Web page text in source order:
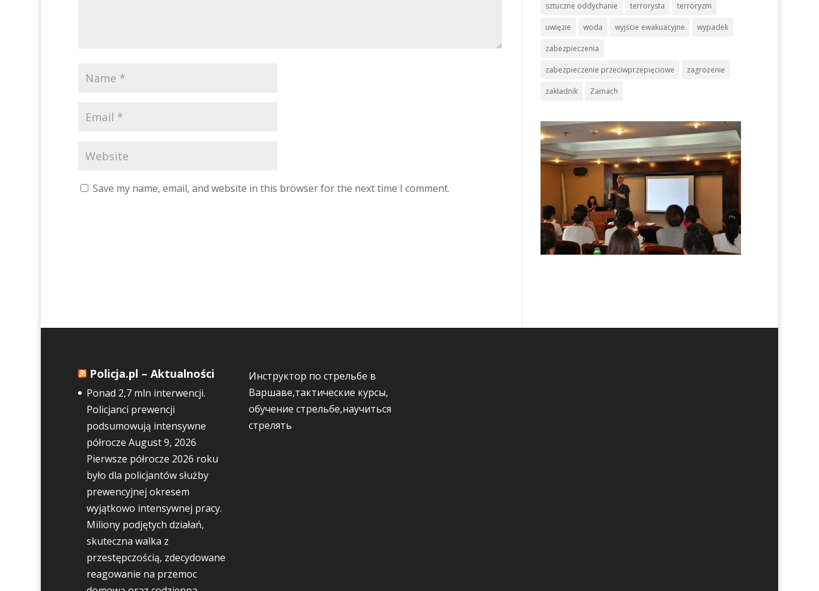
Save my name, email, and website in this browser for the next time I comment.
sztuczne oddychanie terrorysta terroryzm
uwięzie woda wyjście ewakuacyjne wypadek
zabezpieczenia
zabezpieczenie przeciwprzepięciowe zagrożenie
zakładnik Zamach
Policja.pl – Aktualności
Ponad 2,7 mln interwencji.
Policjanci prewencji
podsumowują intensywne
półrocze August 9, 2026
Pierwsze półrocze 2026 roku
było dla policjantów służby
prewencyjnej okresem
wyjątkowo intensywnej pracy.
Miliony podjętych działań,
skuteczna walka z
przestępczością, zdecydowane
reagowanie na przemoc
Инструктор по стрельбе в
Варшаве,тактические курсы,
обучение стрельбе,научиться
стрелять